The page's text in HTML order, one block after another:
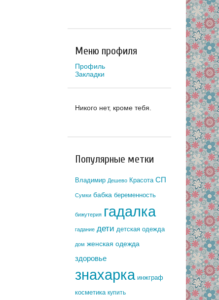
Меню профиля
Профиль
Закладки
Никого нет, кроме тебя.
Популярные метки
Владимир Дешево Красота СП
Сумки бабка беременность
бижутерия гадалка
гадание дети детская одежда
дом женская одежда
здоровье
знахарка инжграф
косметика купить